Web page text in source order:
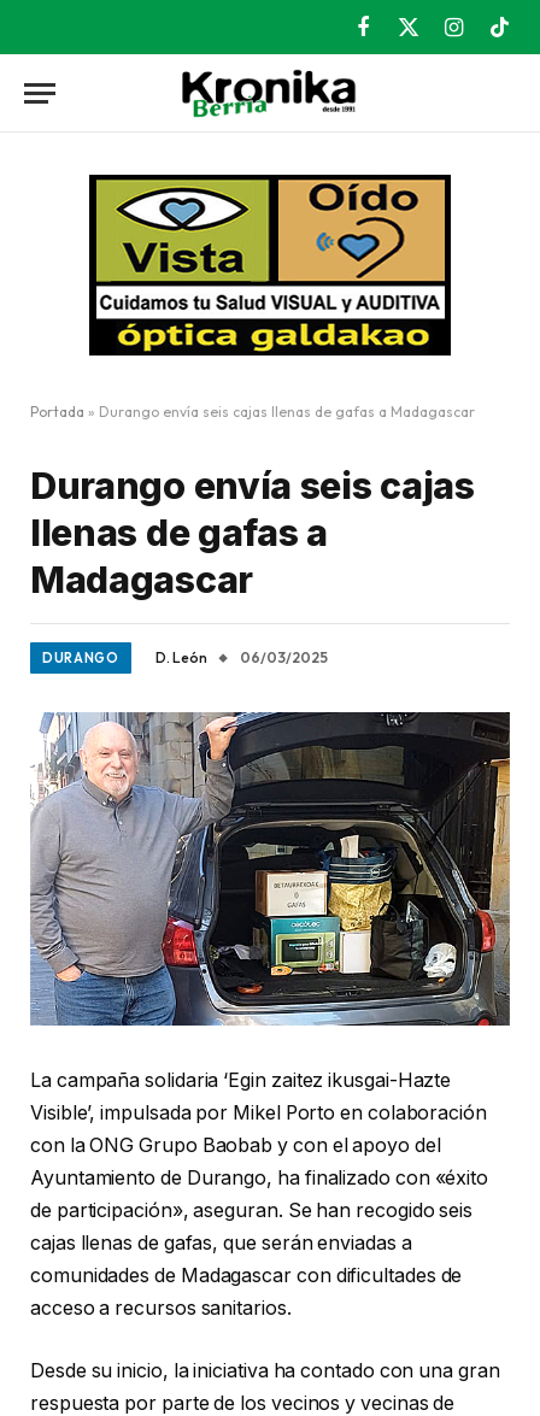
Facebook
X
Instagram
Portada » Durango envía seis cajas llenas de gafas a Madagascar
Durango envía seis cajas
llenas de gafas a
Madagascar
DURANGO D. León 06/03/2025
La campaña solidaria ‘Egin zaitez ikusgai-Hazte
Visible’, impulsada por Mikel Porto en colaboración
con la ONG Grupo Baobab y con el apoyo del
Ayuntamiento de Durango, ha finalizado con «éxito
de participación», aseguran. Se han recogido seis
cajas llenas de gafas, que serán enviadas a
comunidades de Madagascar con dificultades de
acceso a recursos sanitarios.
Desde su inicio, la iniciativa ha contado con una gran
respuesta por parte de los vecinos y vecinas de